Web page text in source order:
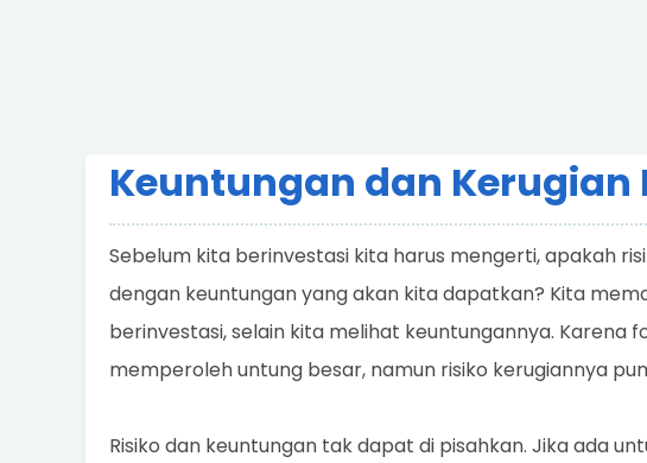
Keuntungan dan Kerugian
Sebelum kita berinvestasi kita harus mengerti, apakah
dengan keuntungan yang akan kita dapatkan? Kita
berinvestasi, selain kita melihat keuntungannya. Karena
memperoleh untung besar, namun risiko kerugiannya
Risiko dan keuntungan tak dapat di pisahkan. Jika ada